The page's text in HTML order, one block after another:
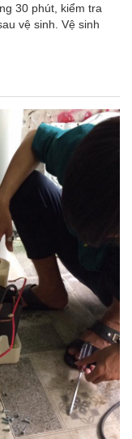
30 phút, kiểm tra
vệ sinh. Vệ sinh